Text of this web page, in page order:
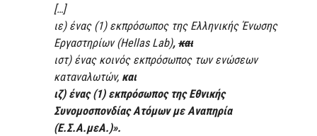
[…]
ιε) ένας (1) εκπρόσωπος της Ελληνικής Ένωσης
Εργαστηρίων (Hellas Lab), και
ιστ) ένας κοινός εκπρόσωπος των ενώσεων
καταναλωτών, και
ιζ) ένας (1) εκπρόσωπος της Εθνικής
Συνομοσπονδίας Ατόμων με Αναπηρία
(Ε.Σ.Α.μεΑ.)».